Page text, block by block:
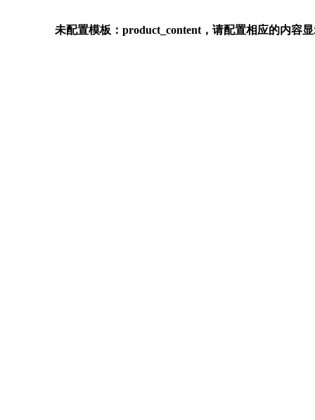
未配置模板：product_content，请配置相应的内容